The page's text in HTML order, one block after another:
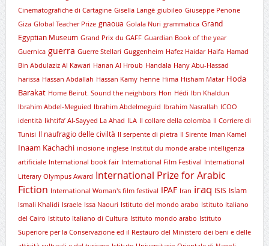
Cinematografiche di Cartagine Gisella Langè giubileo Giuseppe Penone
Giza Global Teacher Prize gnaoua Golala Nuri grammatica Grand
Egyptian Museum Grand Prix du GAFF Guardian Book of the year
Guernica guerra Guerre Stellari Guggenheim Hafez Haidar Haifa Hamad
Bin Abdulaziz Al Kawari Hanan Al Hroub Handala Hany Abu-Hassad
harissa Hassan Abdallah Hassan Kamy henne Hima Hisham Matar Hoda
Barakat Home Beirut. Sound the neighbors Hon Hédi Ibn Khaldun
Ibrahim Abdel-Meguied Ibrahim Abdelmeguid Ibrahim Nasrallah ICOO
identità Ikhtifa’ Al-Sayyed La Ahad ILA Il collare della colomba Il Corriere di
Tunisi Il naufragio delle civiltà Il serpente di pietra Il Sirente Iman Kamel
Inaam Kachachi incisione inglese Institut du monde arabe intelligenza
artificiale International book fair International Film Festival International
Literary Olympus Award International Prize for Arabic
Fiction International Woman's film festival IPAF Iran iraq ISIS Islam
Ismali Khalidi Israele Issa Naouri Istituto del mondo arabo Istituto Italiano
del Cairo Istituto Italiano di Cultura Istituto mondo arabo Istituto
Superiore per la Conservazione ed il Restauro del Ministero dei beni e delle